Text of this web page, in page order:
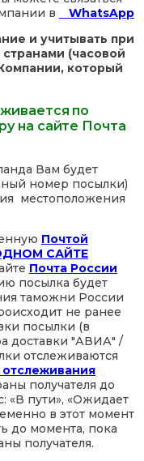
в
WhatsApp
и учитывать при
(часовой
который
по
на сайте Почта
Вам будет
номер посылки)
местоположения
Почтой
САЙТЕ
Почта России
посылка будет
таможни России
не ранее
посылки (в
доставки "АВИА" /
отслеживаются
получателя до
«В пути», «Ожидает
в этот момент
до момента, пока
получателя.